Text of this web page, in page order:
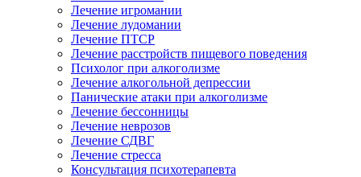
Лечение игромании
Лечение лудомании
Лечение ПТСР
Лечение расстройств пищевого поведения
Психолог при алкоголизме
Лечение алкогольной депрессии
Панические атаки при алкоголизме
Лечение бессонницы
Лечение неврозов
Лечение СДВГ
Лечение стресса
Консультация психотерапевта